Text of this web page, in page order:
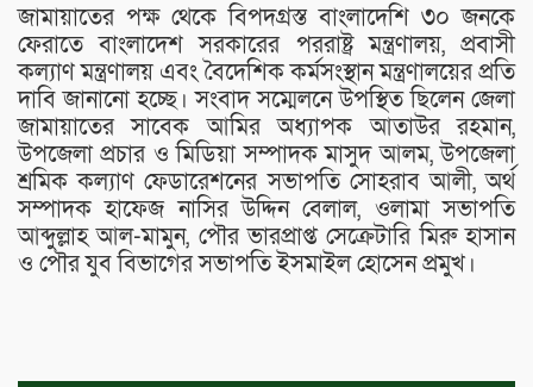
জামায়াতের পক্ষ থেকে বিপদগ্রস্ত বাংলাদেশি ৩০ জনকে
ফেরাতে বাংলাদেশ সরকারের পররাষ্ট্র মন্ত্রণালয়, প্রবাসী
কল্যাণ মন্ত্রণালয় এবং বৈদেশিক কর্মসংস্থান মন্ত্রণালয়ের প্রতি
দাবি জানানো হচ্ছে। সংবাদ সম্মেলনে উপস্থিত ছিলেন জেলা
জামায়াতের সাবেক আমির অধ্যাপক আতাউর রহমান,
উপজেলা প্রচার ও মিডিয়া সম্পাদক মাসুদ আলম, উপজেলা
শ্রমিক কল্যাণ ফেডারেশনের সভাপতি সোহরাব আলী, অর্থ
সম্পাদক হাফেজ নাসির উদ্দিন বেলাল, ওলামা সভাপতি
আব্দুল্লাহ আল-মামুন, পৌর ভারপ্রাপ্ত সেক্রেটারি মিরু হাসান
ও পৌর যুব বিভাগের সভাপতি ইসমাইল হোসেন প্রমুখ।